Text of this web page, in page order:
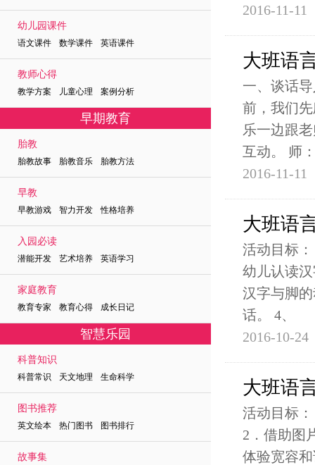
幼儿园课件
语文课件 数学课件 英语课件
教师心得
教学方案 儿童心理 案例分析
早期教育
胎教
胎教故事 胎教音乐 胎教方法
早教
早教游戏 智力开发 性格培养
入园必读
潜能开发 艺术培养 英语学习
家庭教育
教育专家 教育心得 成长日记
智慧乐园
科普知识
科普常识 天文地理 生命科学
图书推荐
英文绘本 热门图书 图书排行
故事集
2016-11-11
大班语
一、谈话
前，我们
乐一边跟
互动。 师
2016-11-11
大班语
活动目标
幼儿认读
汉字与脚
话。 4、
2016-10-24
大班语
活动目标
2．借助图
体验宽容